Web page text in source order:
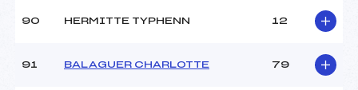
90 HERMITTE TYPHENN 12
91 BALAGUER CHARLOTTE 79